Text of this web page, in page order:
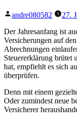
Veröffentlicht
andre080582 27.
Der Jahresanfang ist
Versicherungen auf
Abrechnungen
Steuererklärung brütet
hat, empfiehlt es sich
überprüfen.
Denn mit einem
Oder zumindest neue
Versicherer